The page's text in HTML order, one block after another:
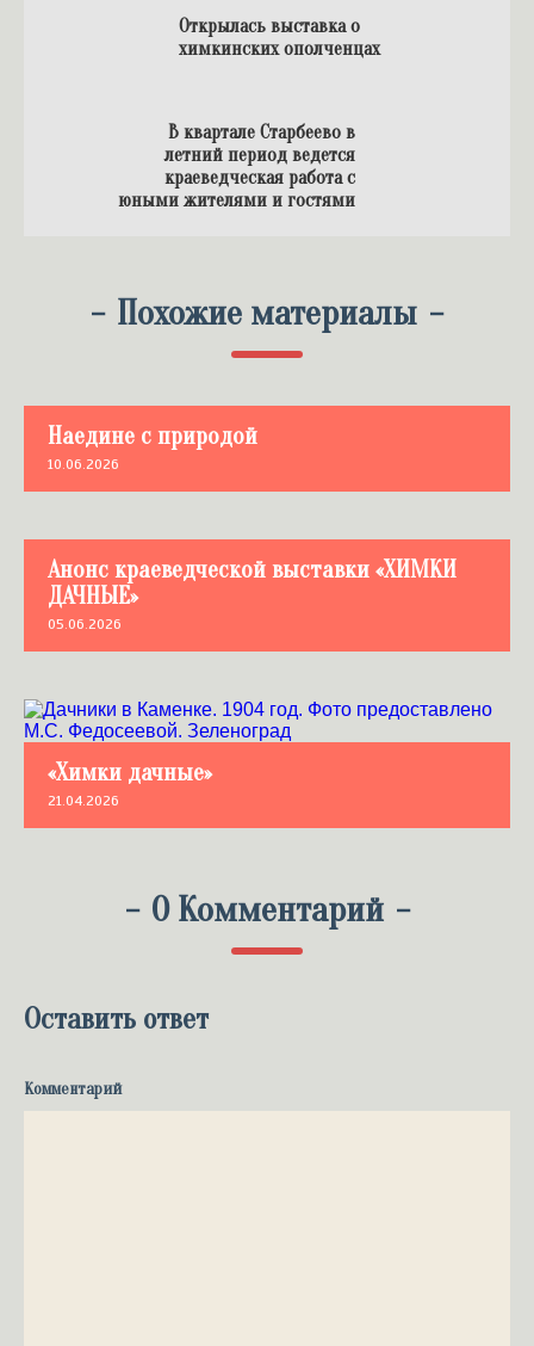
Открылась выставка о
химкинских ополченцах
В квартале Старбеево в
летний период ведется
краеведческая работа с
юными жителями и гостями
- Похожие материалы -
Наедине с природой
10.06.2026
Анонс краеведческой выставки «ХИМКИ
ДАЧНЫЕ»
05.06.2026
«Химки дачные»
21.04.2026
- 0 Комментарий -
Оставить ответ
Комментарий